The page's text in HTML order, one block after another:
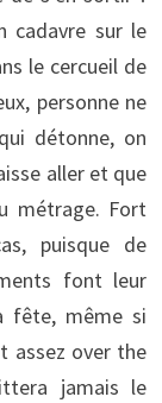
cadavre sur le
le cercueil de
personne ne
détonne, on
aller et que
métrage. Fort
puisque de
font leur
fête, même si
assez over the
jamais le